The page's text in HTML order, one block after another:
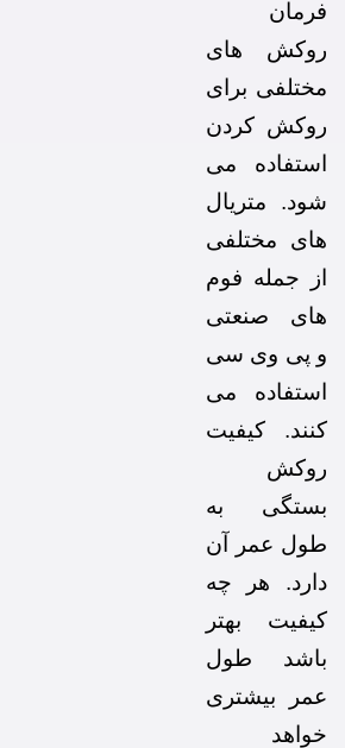
فرمان
روکش های
مختلفی برای
روکش کردن
استفاده می
شود. متریال
های مختلفی
از جمله فوم
های صنعتی
و پی وی سی
استفاده می
کنند. کیفیت
روکش
بستگی به
طول عمر آن
دارد. هر چه
کیفیت بهتر
باشد طول
عمر بیشتری
خواهد